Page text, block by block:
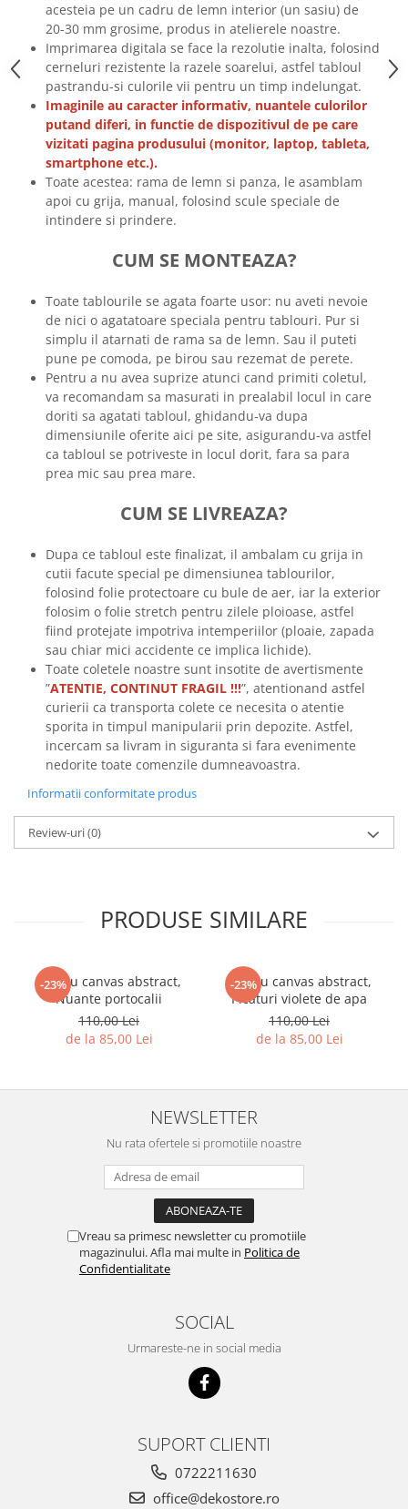
Tricouri sport/fitness
Tricouri fitness/sala de forta
Tricouri yoga
acesteia pe un cadru de lemn interior (un sasiu) de
20-30 mm grosime, produs in atelierele noastre.
Imprimarea digitala se face la rezolutie inalta, folosind
cerneluri rezistente la razele soarelui, astfel tabloul
pastrandu-si culorile vii pentru un timp indelungat.
Imaginile au caracter informativ, nuantele culorilor
putand diferi, in functie de dispozitivul de pe care
vizitati pagina produsului (monitor, laptop, tableta,
smartphone etc.).
Toate acestea: rama de lemn si panza, le asamblam
apoi cu grija, manual, folosind scule speciale de
intindere si prindere.
CUM SE MONTEAZA?
Toate tablourile se agata foarte usor: nu aveti nevoie
de nici o agatatoare speciala pentru tablouri. Pur si
simplu il atarnati de rama sa de lemn. Sau il puteti
pune pe comoda, pe birou sau rezemat de perete.
Pentru a nu avea suprize atunci cand primiti coletul,
va recomandam sa masurati in prealabil locul in care
doriti sa agatati tabloul, ghidandu-va dupa
dimensiunile oferite aici pe site, asigurandu-va astfel
ca tabloul se potriveste in locul dorit, fara sa para
prea mic sau prea mare.
CUM SE LIVREAZA?
Dupa ce tabloul este finalizat, il ambalam cu grija in
cutii facute special pe dimensiunea tablourilor,
folosind folie protectoare cu bule de aer, iar la exterior
folosim o folie stretch pentru zilele ploioase, astfel
fiind protejate impotriva intemperiilor (ploaie, zapada
sau chiar mici accidente ce implica lichide).
Toate coletele noastre sunt insotite de avertismente
”ATENTIE, CONTINUT FRAGIL !!!”, atentionand astfel
curierii ca transporta colete ce necesita o atentie
sporita in timpul manipularii prin depozite. Astfel,
incercam sa livram in siguranta si fara evenimente
nedorite toate comenzile dumneavoastra.
Informatii conformitate produs
Review-uri(0)
PRODUSE SIMILARE
-23%
Tablou canvas abstract,
Nuante portocalii
110,00 Lei
de la 85,00 Lei
-23%
Tablou canvas abstract,
Picaturi violete de apa
110,00 Lei
de la 85,00 Lei
NEWSLETTER
Nu rata ofertele si promotiile noastre
Vreau sa primesc newsletter cu promotiile
magazinului. Afla mai multe in Politica de
Confidentialitate
SOCIAL
Urmareste-ne in social media
SUPORT CLIENTI
0722211630
office@dekostore.ro